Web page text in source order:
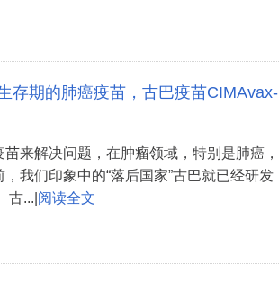
存期的肺癌疫苗，古巴疫苗CIMAvax-
来解决问题，在肿瘤领域，特别是肺癌，
我们印象中的“落后国家”古巴就已经研发
古...| 阅读全文